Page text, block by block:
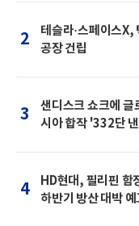
2
테슬라·스페이스X,
공장 건립
3
샌디스크 쇼크에
시아 합작 '332단
4
HD현대, 필리핀 함
하반기 방산 대박 예